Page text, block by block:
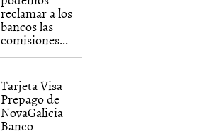
reclamar a los
bancos las
comisiones...
Tarjeta Visa
Prepago de
NovaGalicia
Banco